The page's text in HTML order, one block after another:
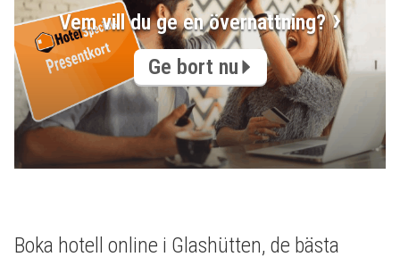
Vem vill du ge en övernattning?
Ge bort nu
Boka hotell online i Glashütten, de bästa